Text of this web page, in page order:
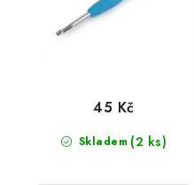
Skladem (2 ks)
45 Kč